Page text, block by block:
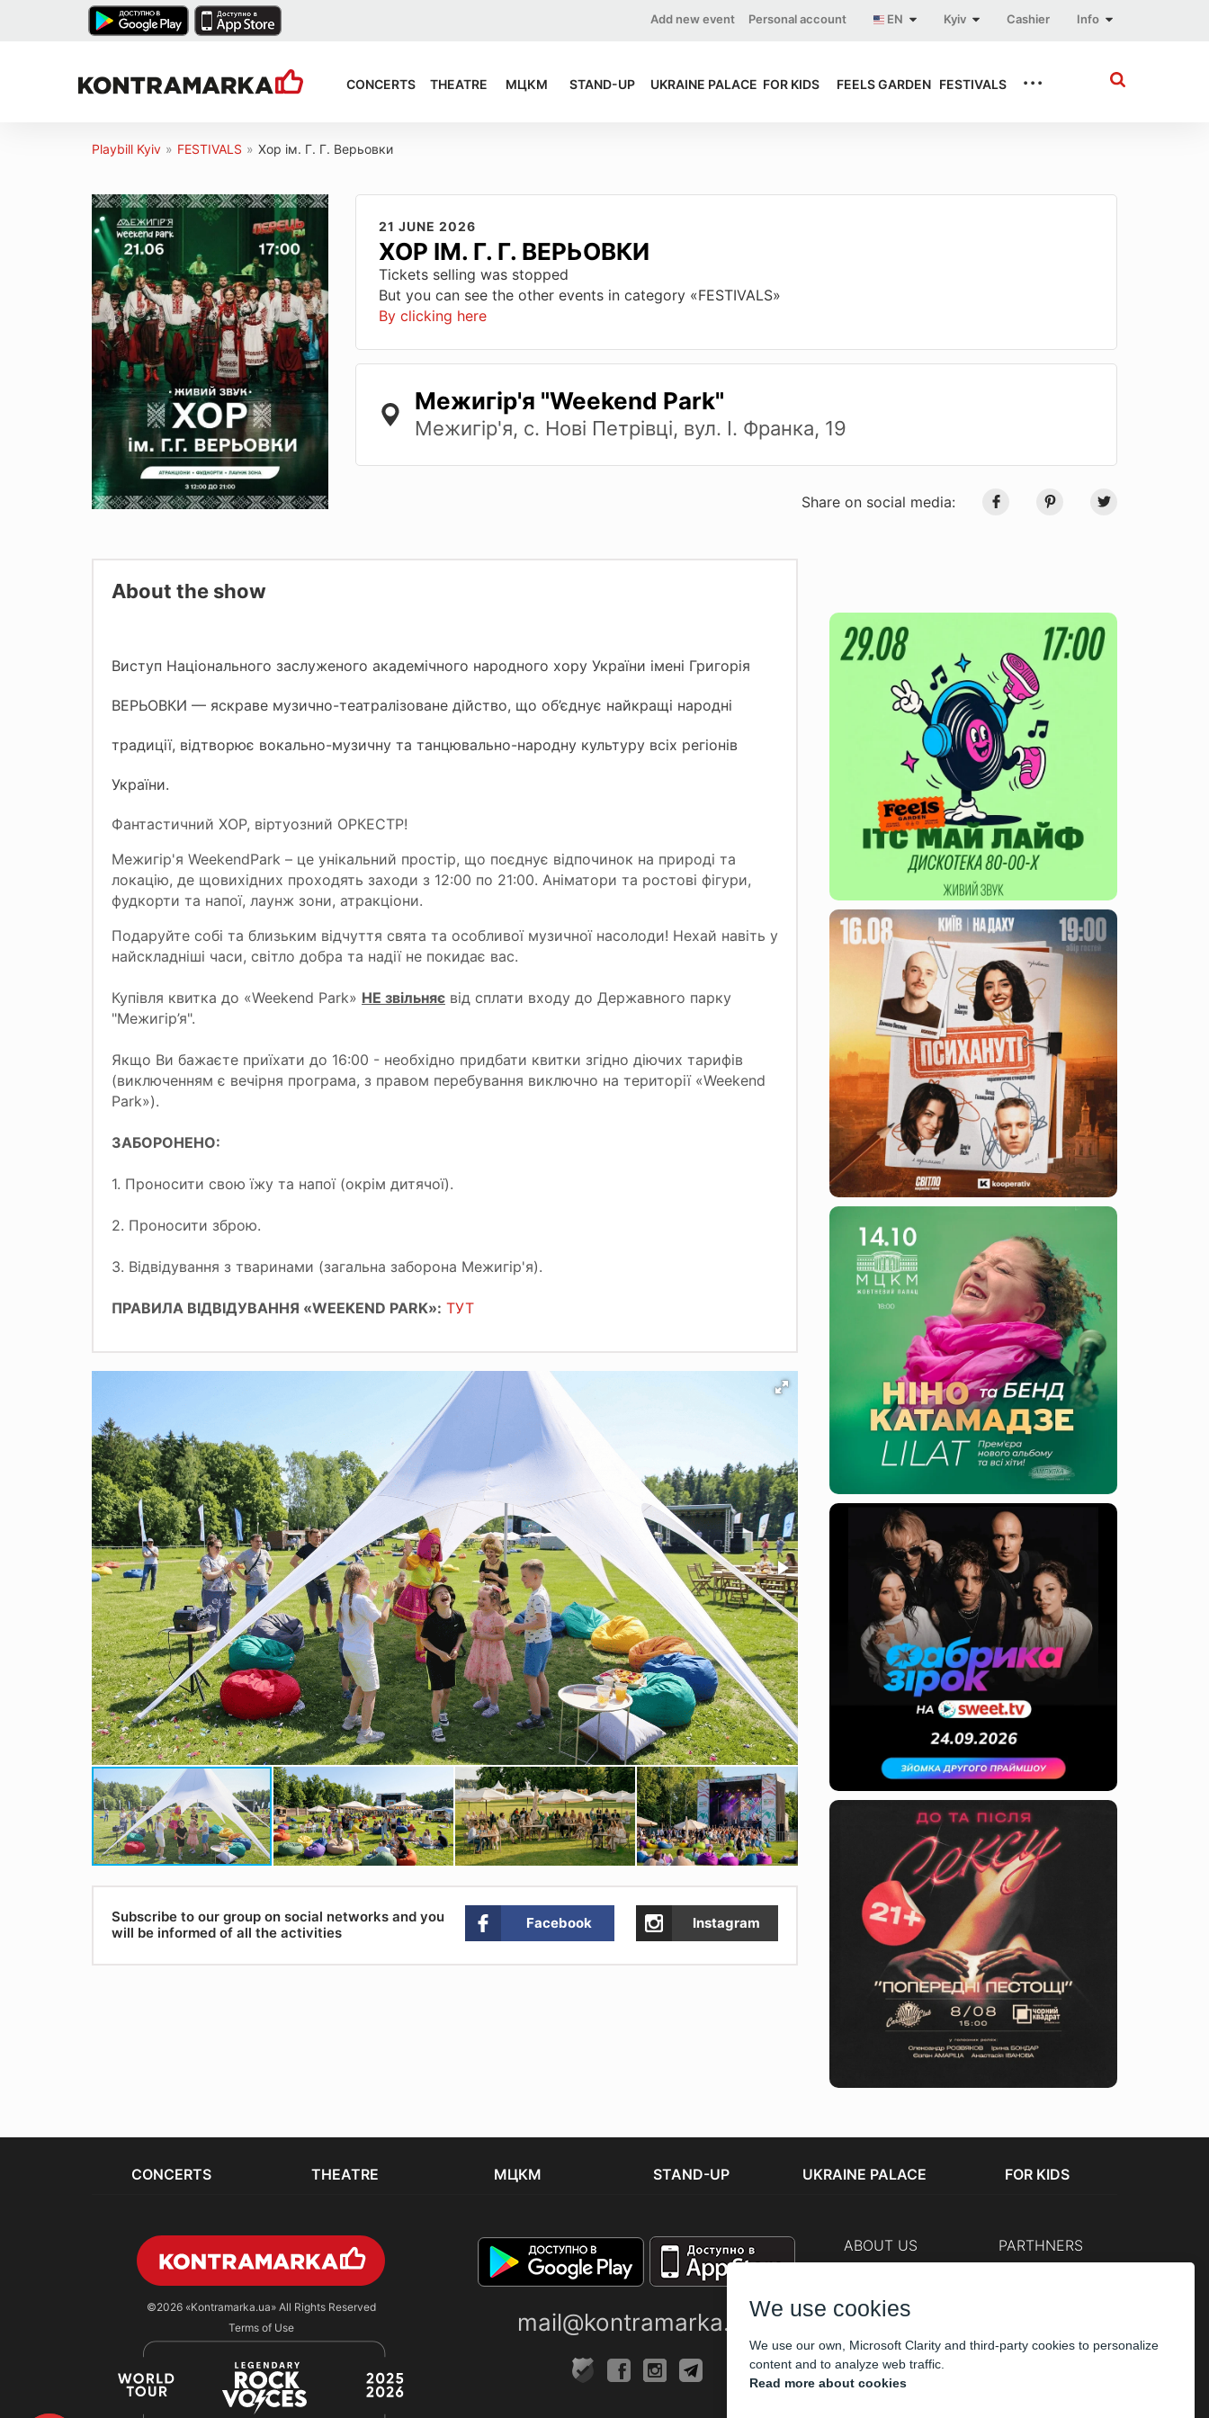
Info
Cashier
Kyiv
EN
Personal account
Add new event
CONCERTS THEATRE МЦКМ STAND-UP UKRAINE PALACE FOR KIDS FEELS GARDEN FESTIVALS ...
Playbill Kyiv » FESTIVALS » Хор ім. Г. Г. Верьовки
21 JUNE 2026
ХОР ІМ. Г. Г. ВЕРЬОВКИ
Tickets selling was stopped
But you can see the other events in category «FESTIVALS»
By clicking here
Межигір'я "Weekend Park"
Межигір'я, с. Нові Петрівці, вул. І. Франка, 19
Share on social media:
About the show
Виступ Національного заслуженого академічного народного хору України імені Григорія
ВЕРЬОВКИ — яскраве музично-театралізоване дійство, що об’єднує найкращі народні
традиції, відтворює вокально-музичну та танцювально-народну культуру всіх регіонів
України.
Фантастичний ХОР, віртуозний ОРКЕСТР!
Межигір'я WeekendPark – це унікальний простір, що поєднує відпочинок на природі та
локацію, де щовихідних проходять заходи з 12:00 по 21:00. Аніматори та ростові фігури,
фудкорти та напої, лаунж зони, атракціони.
Подаруйте собі та близьким відчуття свята та особливої музичної насолоди! Нехай навіть у
найскладніші часи, світло добра та надії не покидає вас.
Купівля квитка до «Weekend Park» НЕ звільняє від сплати входу до Державного парку
"Межигір’я".
Якщо Ви бажаєте приїхати до 16:00 - необхідно придбати квитки згідно діючих тарифів
(виключенням є вечірня програма, з правом перебування виключно на території «Weekend
Park»).
ЗАБОРОНЕНО:
1. Проносити свою їжу та напої (окрім дитячої).
2. Проносити зброю.
3. Відвідування з тваринами (загальна заборона Межигір'я).
ПРАВИЛА ВІДВІДУВАННЯ «WEEKEND PARK»: ТУТ
Subscribe to our group on social networks and you
will be informed of all the activities
Facebook Instagram
CONCERTS THEATRE МЦКМ STAND-UP UKRAINE PALACE FOR KIDS
©2026 «Kontramarka.ua»All Rights Reserved
Terms of Use
mail@kontramarka.ua
ABOUT US PARTHNERS
We use cookies
We use our own, Microsoft Clarity and third-party cookies to personalize
content and to analyze web traffic.
Read more about cookies